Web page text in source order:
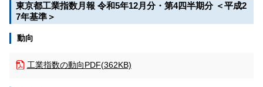
東京都工業指数月報 令和5年12月分・第4四半期分 ＜平成2
7年基準＞
動向
工業指数の動向PDF(362KB)